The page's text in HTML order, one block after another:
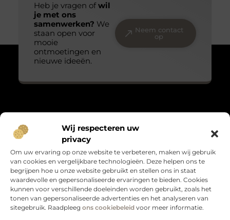
Wij respecteren uw
privacy
Om uw ervaring op onze website te verbeteren, maken wij gebruik
van cookies en vergelijkbare technologieën. Deze helpen ons te
begrijpen hoe u onze website gebruikt en stellen ons in staat
waardevolle en gepersonaliseerde ervaringen te bieden. Cookies
kunnen voor verschillende doeleinden worden gebruikt, zoals het
tonen van gepersonaliseerde advertenties en het analyseren van
sitegebruik. Raadpleeg ons cookiebeleid voor meer informatie.
Heb je vragen ofwil
je met ons
samenwerken? We
staan open voor
mooie
ontmoetingen en
nieuwe ideeën.
Neem contact
op
Over Massage praktijk de bron
“Teder, echt en met oog voor detail.”
geluk, persoonlijke groei en leven met gevoel. Warme verhalen
die raken en verbinden.
Bericht categorie